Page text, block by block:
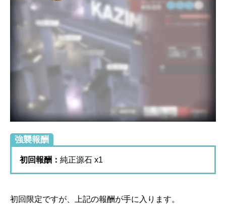
強襲報酬
初回報酬： 純正源石 x1
初回限定ですが、上記の報酬が手に入ります。